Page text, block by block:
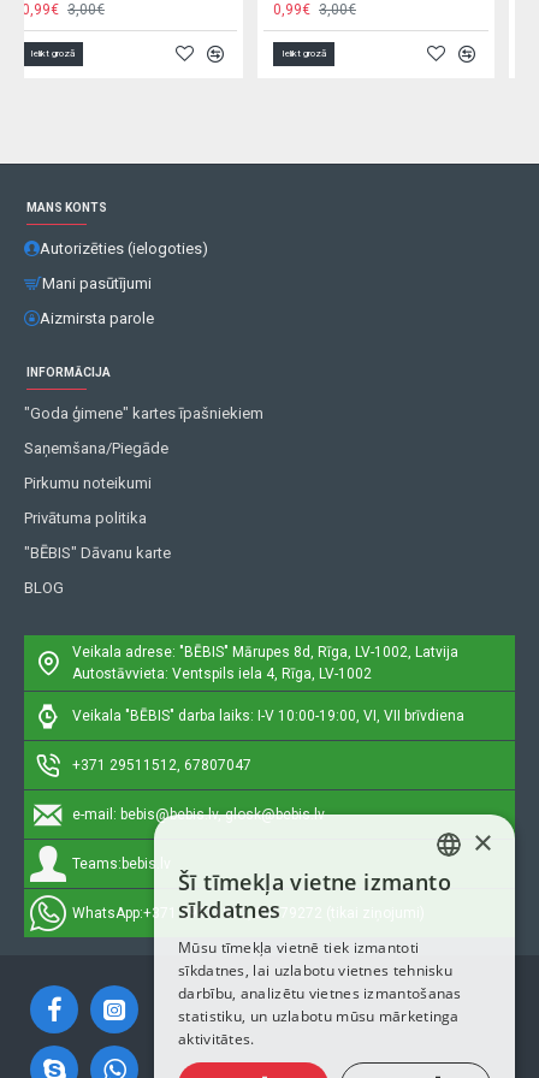
0,99€ 1,50€
Ielikt grozā
9,90€ 12,00€
Ielikt grozā
MANS KONTS
Autorizēties (ielogoties)
Mani pasūtījumi
Aizmirsta parole
INFORMĀCIJA
"Goda ģimene" kartes īpašniekiem
Saņemšana/Piegāde
Pirkumu noteikumi
Privātuma politika
"BĒBIS" Dāvanu karte
BLOG
Veikala adrese: "BĒBIS" Mārupes 8d, Rīga, LV-1002, Latvija
Autostāvvieta: Ventspils iela 4, Rīga, LV-1002
Veikala "BĒBIS" darba laiks: I-V 10:00-19:00, VI, VII brīvdiena
+371 29511512, 67807047
e-mail: bebis@bebis.lv, glosk@bebis.lv
Teams: bebis.lv
WhatsApp:+371 29511512, 20579272 (tikai ziņojumi)
LATVIAN
ENGLISH
×
Šī tīmekļa vietne izmanto
sīkdatnes
Mūsu tīmekļa vietnē tiek izmantoti
sīkdatnes, lai uzlabotu vietnes tehnisku
darbību, analizētu vietnes izmantošanas
statistiku, un uzlabotu mūsu mārketinga
aktivitātes.